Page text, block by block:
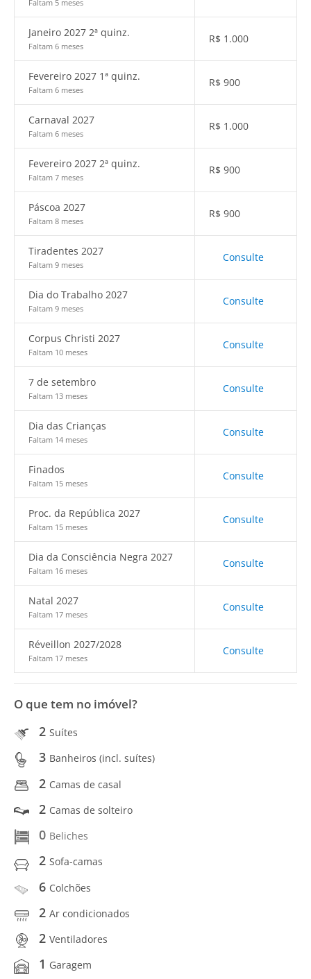
Faltam 5 meses
Janeiro 2027 2ª quinz.
Faltam 6 meses
R$ 1.000
Fevereiro 2027 1ª quinz.
Faltam 6 meses
R$ 900
Carnaval 2027
Faltam 6 meses
R$ 1.000
Fevereiro 2027 2ª quinz.
Faltam 7 meses
R$ 900
Páscoa 2027
Faltam 8 meses
R$ 900
Tiradentes 2027
Faltam 9 meses
Consulte
Dia do Trabalho 2027
Faltam 9 meses
Consulte
Corpus Christi 2027
Faltam 10 meses
Consulte
7 de setembro
Faltam 13 meses
Consulte
Dia das Crianças
Faltam 14 meses
Consulte
Finados
Faltam 15 meses
Consulte
Proc. da República 2027
Faltam 15 meses
Consulte
Dia da Consciência Negra 2027
Faltam 16 meses
Consulte
Natal 2027
Faltam 17 meses
Consulte
Réveillon 2027/2028
Faltam 17 meses
Consulte
O que tem no imóvel?
2 Suítes
3 Banheiros (incl. suítes)
2 Camas de casal
2 Camas de solteiro
0 Beliches
2 Sofa-camas
6 Colchões
2 Ar condicionados
2 Ventiladores
1 Garagem